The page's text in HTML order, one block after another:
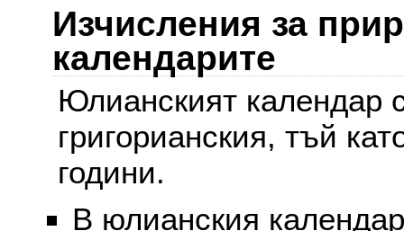
Изчисления за
календарите
Юлианският календар
григорианския, тъй
години.
В юлианския